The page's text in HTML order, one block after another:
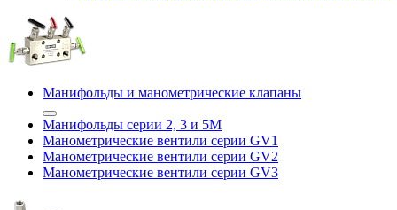
Манифольды и манометрические клапаны
Манифольды серии 2, 3 и 5М
Манометрические вентили серии GV1
Манометрические вентили серии GV2
Манометрические вентили серии GV3